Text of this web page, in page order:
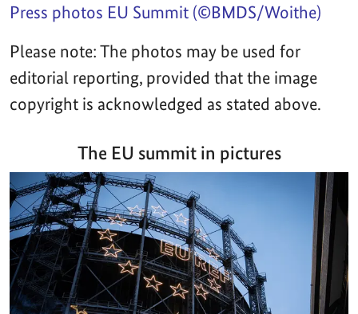
Press photos EU Summit (©BMDS/Woithe)
Please note: The photos may be used for
editorial reporting, provided that the image
copyright is acknowledged as stated above.
The EU summit in pictures